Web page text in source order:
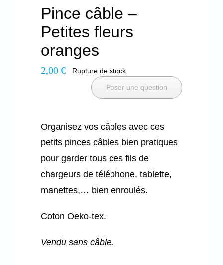
Femmes
Bébés & Enfants
Évènements, Idées cadeaux
Mon panier
Pince câble –
Petites fleurs
oranges
2,00€ Rupture de stock
Poser une question
Organisez vos câbles avec ces
petits pinces câbles bien pratiques
pour garder tous ces fils de
chargeurs de téléphone, tablette,
manettes,… bien enroulés.
Coton Oeko-tex.
Vendu sans câble.